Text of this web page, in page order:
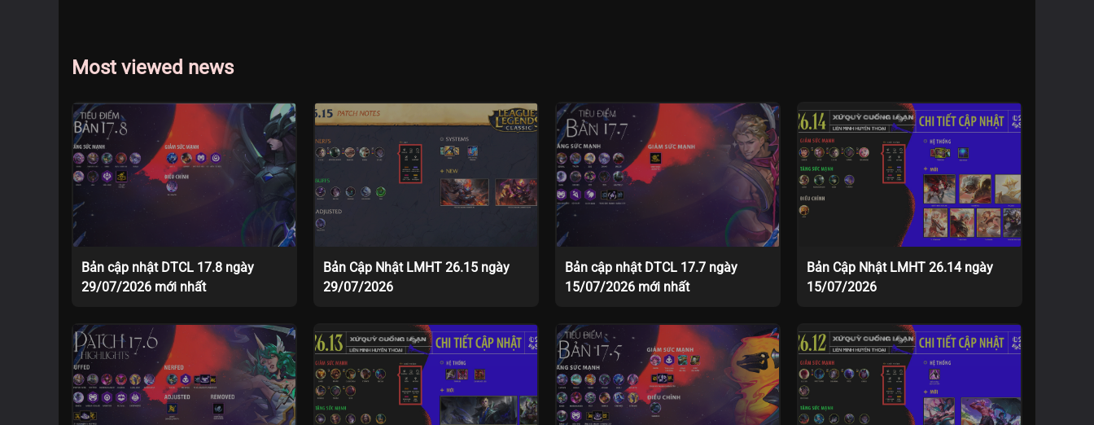
Most viewed news
Bản cập nhật DTCL 17.8 ngày
29/07/2026 mới nhất
Bản Cập Nhật LMHT 26.15 ngày
29/07/2026
Bản cập nhật DTCL 17.7 ngày
15/07/2026 mới nhất
Bản Cập Nhật LMHT 26.14 ngày
15/07/2026